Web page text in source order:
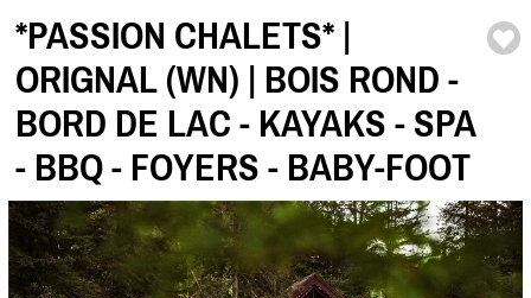
*PASSION CHALETS* |
ORIGNAL (WN) | BOIS ROND -
BORD DE LAC - KAYAKS - SPA
- BBQ - FOYERS - BABY-FOOT